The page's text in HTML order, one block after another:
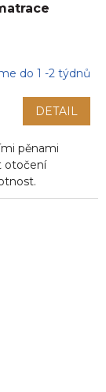
do 1 -2 týdnů
DETAIL
pěnami
otočení